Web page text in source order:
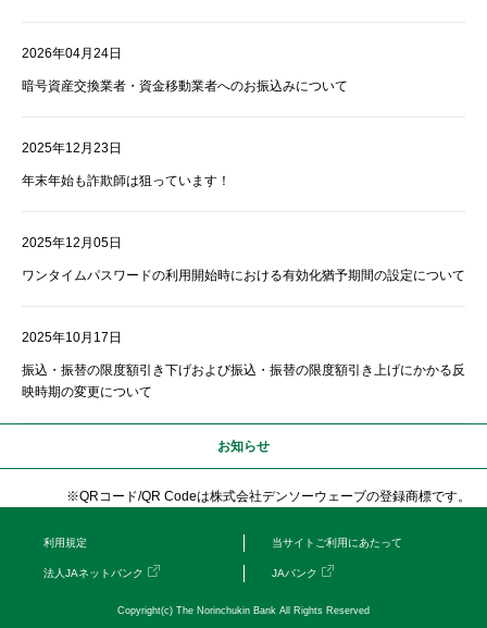
2026年04月24日
暗号資産交換業者・資金移動業者へのお振込みについて
2025年12月23日
年末年始も詐欺師は狙っています！
2025年12月05日
ワンタイムパスワードの利用開始時における有効化猶予期間の設定について
2025年10月17日
振込・振替の限度額引き下げおよび振込・振替の限度額引き上げにかかる反
映時期の変更について
お知らせ
※QRコード/QR Codeは株式会社デンソーウェーブの登録商標です。
利用規定 当サイトご利用にあたって
法人JAネットバンク JAバンク
Copyright(c) The Norinchukin Bank All Rights Reserved